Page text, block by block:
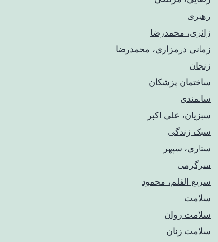
رهبری
زائری، محمدرضا
زمانی درمزاری، محمدرضا
زنجان
ساختمان پزشکان
سالمندی
سبزیان، علی اکبر
سبک زندگی
ستاری، سپهر
سرگرمی
سریع القلم، محمود
سلامت
سلامت روان
سلامت زنان